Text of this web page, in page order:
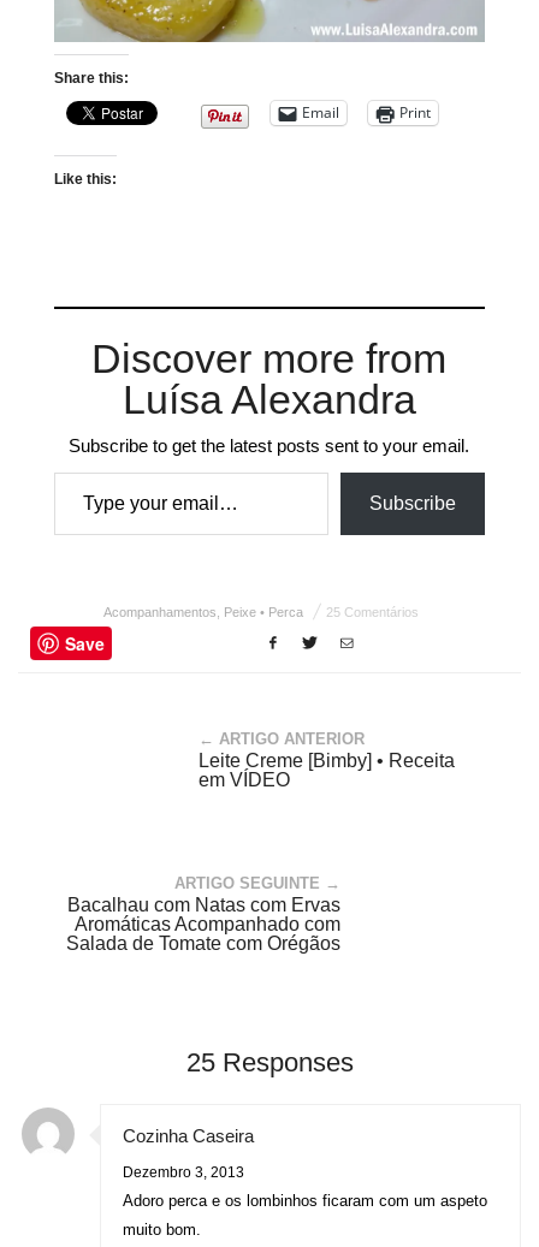
Share this:
Email Print
Like this:
Discover more from
Luísa Alexandra
Subscribe to get the latest posts sent to your email.
Type your email…
Subscribe
Acompanhamentos Peixe • Perca 25 Comentários
Save
← ARTIGO ANTERIOR
Leite Creme [Bimby] • Receita
em VÍDEO
ARTIGO SEGUINTE →
Bacalhau com Natas com Ervas
Aromáticas Acompanhado com
Salada de Tomate com Orégãos
25 Responses
Cozinha Caseira
Dezembro 3, 2013
Adoro perca e os lombinhos ficaram com um aspeto
muito bom.